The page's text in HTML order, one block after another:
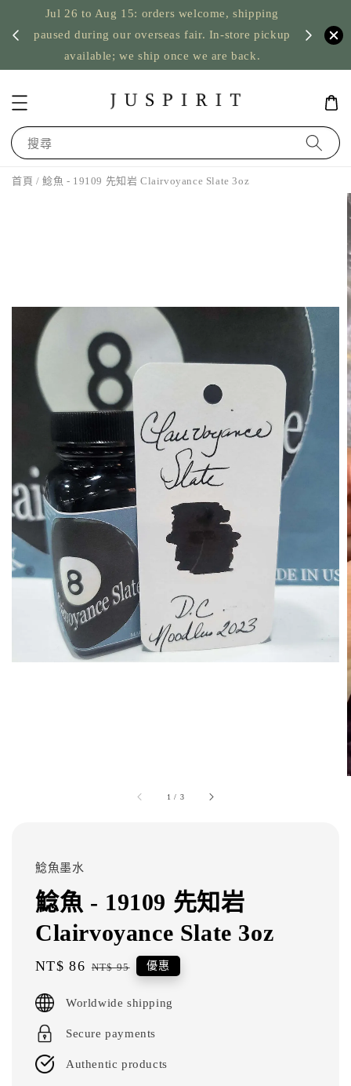
Jul 26 to Aug 15: orders welcome, shipping
paused during our overseas fair. In-store pickup
available; we ship once we are back.
US
搜尋
首頁 / 鯰魚 - 19109 先知岩 Clairvoyance Slate 3oz
1 / 3
鯰魚墨水
鯰魚 - 19109 先知岩
Clairvoyance Slate 3oz
Sale
NT$ 86 Regular
NT$ 95 優惠
Worldwide shipping
Secure payments
Authentic products